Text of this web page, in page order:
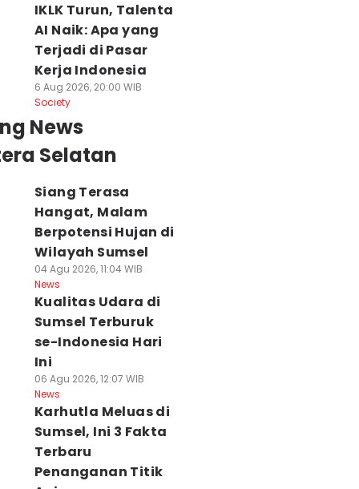
IKLK Turun, Talenta
AI Naik: Apa yang
Terjadi di Pasar
Kerja Indonesia
6 Aug 2026, 20:00 WIB
Society
News
Selatan
Siang Terasa
Hangat, Malam
Berpotensi Hujan di
Wilayah Sumsel
04 Agu 2026, 11:04 WIB
News
Kualitas Udara di
Sumsel Terburuk
se-Indonesia Hari
Ini
06 Agu 2026, 12:07 WIB
News
Karhutla Meluas di
Sumsel, Ini 3 Fakta
Terbaru
Penanganan Titik